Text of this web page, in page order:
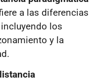
a las diferencias
los
y la